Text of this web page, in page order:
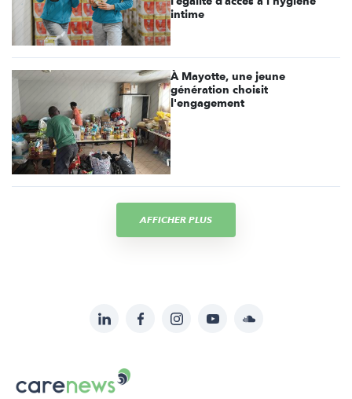
intime
À Mayotte, une jeune
génération choisit
l'engagement
AFFICHER PLUS
sur:
LinkedInFacebookInstagramYouTubeSoundcloud
Le